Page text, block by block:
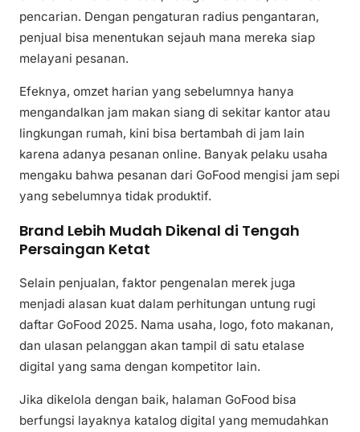
pencarian. Dengan pengaturan radius pengantaran,
penjual bisa menentukan sejauh mana mereka siap
melayani pesanan.
Efeknya, omzet harian yang sebelumnya hanya
mengandalkan jam makan siang di sekitar kantor atau
lingkungan rumah, kini bisa bertambah di jam lain
karena adanya pesanan online. Banyak pelaku usaha
mengaku bahwa pesanan dari GoFood mengisi jam sepi
yang sebelumnya tidak produktif.
Brand Lebih Mudah Dikenal di Tengah
Persaingan Ketat
Selain penjualan, faktor pengenalan merek juga
menjadi alasan kuat dalam perhitungan untung rugi
daftar GoFood 2025. Nama usaha, logo, foto makanan,
dan ulasan pelanggan akan tampil di satu etalase
digital yang sama dengan kompetitor lain.
Jika dikelola dengan baik, halaman GoFood bisa
berfungsi layaknya katalog digital yang memudahkan